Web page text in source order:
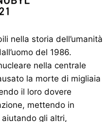
nella storia dell’umanità
del 1986.
nella centrale
la morte di migliaia
il loro dovere
mettendo in
gli altri,